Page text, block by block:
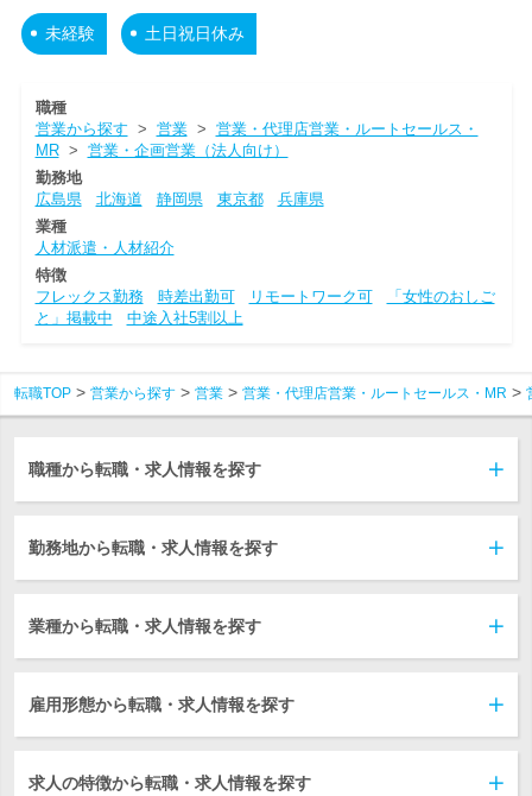
未経験 土日祝日休み
職種
営業から探す > 営業> 営業・代理店営業・ルートセールス・
MR> 営業・企画営業（法人向け）
勤務地
広島県
北海道 静岡県 東京都
兵庫県
業種
人材派遣・人材紹介
特徴
フレックス勤務
時差出勤可 リモートワーク可
「女性のおしご
と」掲載中
中途入社5割以上
転職TOP 営業から探す 営業 営業・代理店営業・ルートセールス・MR
職種から転職・求人情報を探す
勤務地から転職・求人情報を探す
業種から転職・求人情報を探す
雇用形態から転職・求人情報を探す
求人の特徴から転職・求人情報を探す